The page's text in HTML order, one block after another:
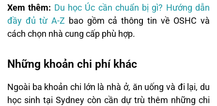
Xem thêm: Du học Úc cần chuẩn bị gì? Hướng dẫn
đầy đủ từ A-Z bao gồm cả thông tin về OSHC và
cách chọn nhà cung cấp phù hợp.
Những khoản chi phí khác
Ngoài ba khoản chi lớn là nhà ở, ăn uống và đi lại, du
học sinh tại Sydney còn cần dự trù thêm những chi